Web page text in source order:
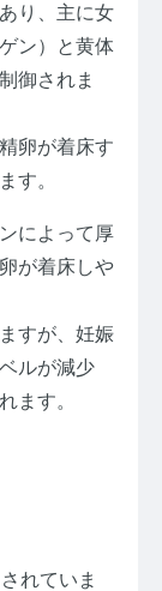
り、主に女
ン）と黄体
御されま
卵が着床す
す。
によって厚
が着床しや
すが、妊娠
ルが減少
ます。
れていま